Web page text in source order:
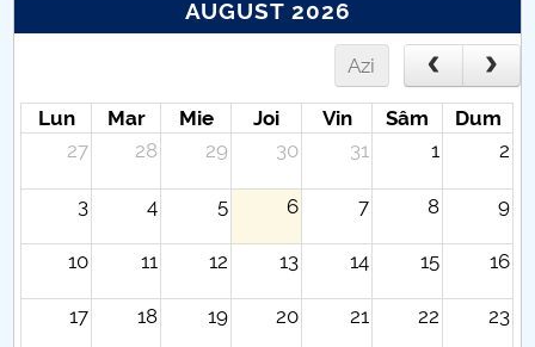
AUGUST 2026
Azi
Lun Mar Mie Joi Vin Sâm
Dum
27
28 29 30 31 1 2
3 4 5 6 7 8 9
10 11 12 13 14 15 16
17 18 19 20 21 22 23